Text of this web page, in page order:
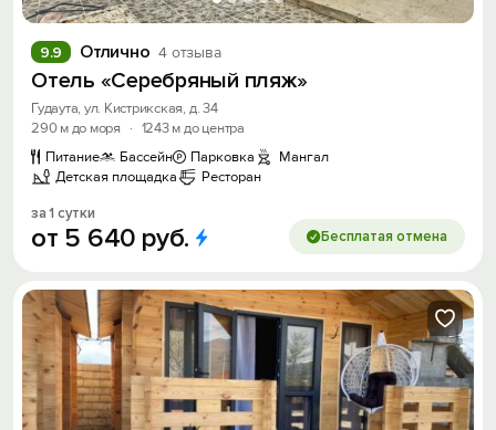
Отлично 4 отзыва
9.9
Отель «Серебряный пляж»
Гудаута, ул. Кистрикская, д. 34
290 м до моря
· 1243 м до центра
Питание
Бассейн Парковка
Мангал
Детская площадка
Ресторан
за 1 сутки
от 5 640 руб. Бесплатая отмена